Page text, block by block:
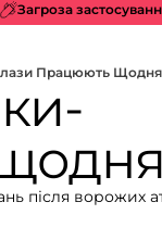
застосування
Працюють Щодня
після ворожих